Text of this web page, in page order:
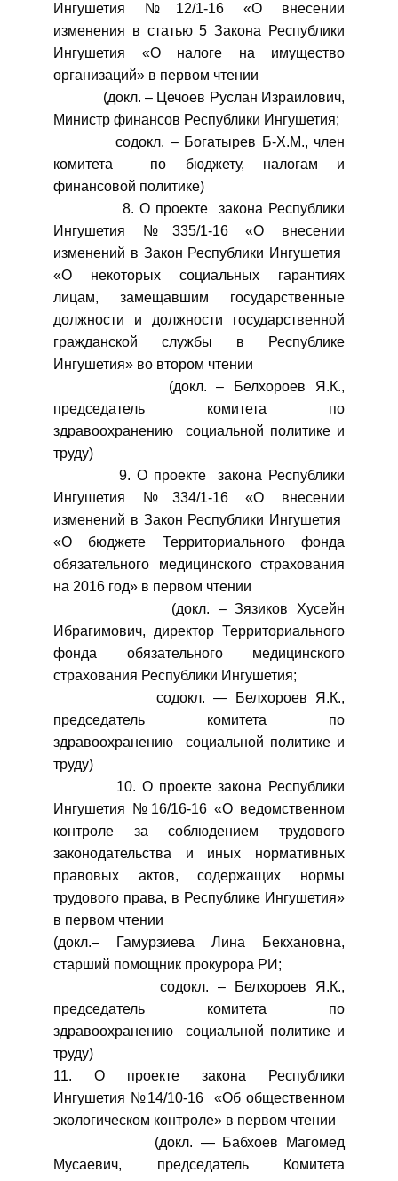
Ингушетия №12/1-16 «О внесении
изменения в статью 5 Закона Республики
Ингушетия «О налоге на имущество
организаций» в первом чтении
(докл. – Цечоев Руслан Израилович,
Министр финансов Республики Ингушетия;
содокл. – Богатырев Б-Х.М., член
комитета по бюджету, налогам и
финансовой политике)
8. О проекте закона Республики
Ингушетия №335/1-16 «О внесении
изменений в Закон Республики Ингушетия
«О некоторых социальных гарантиях
лицам, замещавшим государственные
должности и должности государственной
гражданской службы в Республике
Ингушетия» во втором чтении
(докл. – Белхороев Я.К.,
председатель комитета по
здравоохранению социальной политике и
труду)
9. О проекте закона Республики
Ингушетия №334/1-16 «О внесении
изменений в Закон Республики Ингушетия
«О бюджете Территориального фонда
обязательного медицинского страхования
на 2016 год» в первом чтении
(докл. – Зязиков Хусейн
Ибрагимович, директор Территориального
фонда обязательного медицинского
страхования Республики Ингушетия;
содокл. — Белхороев Я.К.,
председатель комитета по
здравоохранению социальной политике и
труду)
10. О проекте закона Республики
Ингушетия №16/16-16 «О ведомственном
контроле за соблюдением трудового
законодательства и иных нормативных
правовых актов, содержащих нормы
трудового права, в Республике Ингушетия»
в первом чтении
(докл.– Гамурзиева Лина Бекхановна,
старший помощник прокурора РИ;
содокл. – Белхороев Я.К.,
председатель комитета по
здравоохранению социальной политике и
труду)
11. О проекте закона Республики
Ингушетия №14/10-16 «Об общественном
экологическом контроле» в первом чтении
(докл. — Бабхоев Магомед
Мусаевич, председатель Комитета